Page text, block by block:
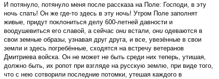
И потянуло, потянуло меня после рассказа на Поле: Господи, в эту
ночь спать! Он же где-то здесь в эту ночь! Утром Поле заполнят
живые, придут поклониться делу 600-летней давности и
воодушевиться его славой, а сейчас они встали, они одеваются в
свои земные образы, узнавая друг друга, и все, увезённые в свои
земли и здесь погребённые, сходятся на встречу ветеранов
Дмитриева войска. Он не может не быть среди них теперь, утишая,
должно быть, их ропот при взгляде на русскую землю, при виде того,
что с нею сотворили последние потомки, утешая каждого в